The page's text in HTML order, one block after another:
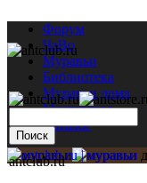
Форум
ЧаВо
Муравьи
Библиотека
Муравьи дома
Мастерская
Каталог
antclub.ru